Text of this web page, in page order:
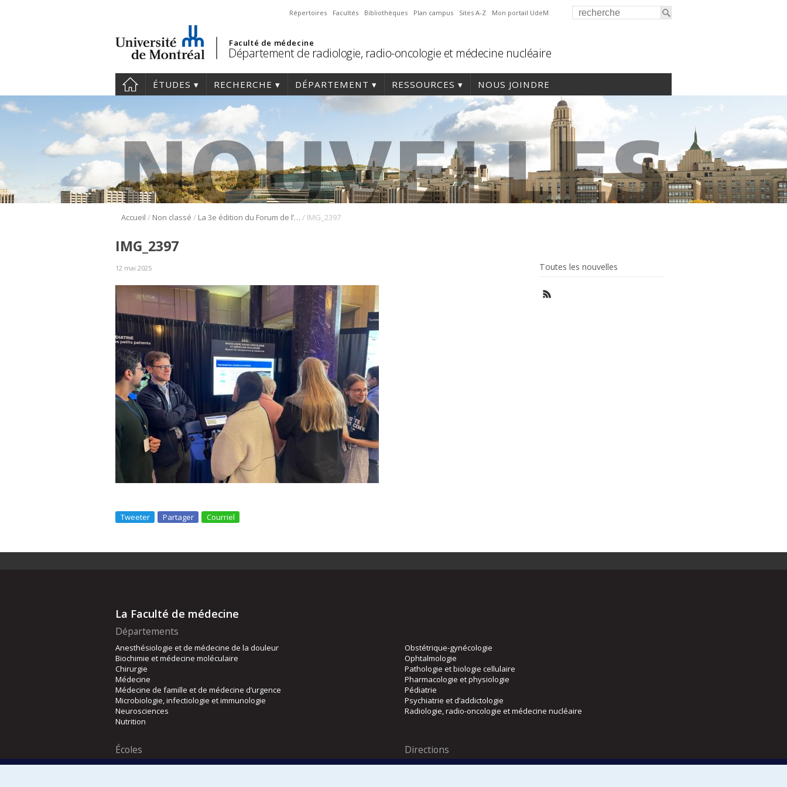
Répertoires Facultés Bibliothèques Plan campus Sites A-Z Mon portail UdeM
Faculté de médecine
Département de radiologie, radio-oncologie et médecine nucléaire
ÉTUDES RECHERCHE DÉPARTEMENT RESSOURCES NOUS JOINDRE
Accueil / Non classé / La 3e édition du Forum de l’innovation en santé en médecine – A nouveau, un grand succès / IMG_2397
Toutes les nouvelles
IMG_2397
12 mai 2025
Tweeter Partager Courriel
La Faculté de médecine
Départements
Anesthésiologie et de médecine de la douleur
Biochimie et médecine moléculaire
Chirurgie
Médecine
Médecine de famille et de médecine d’urgence
Microbiologie, infectiologie et immunologie
Neurosciences
Nutrition
Obstétrique-gynécologie
Ophtalmologie
Pathologie et biologie cellulaire
Pharmacologie et physiologie
Pédiatrie
Psychiatrie et d’addictologie
Radiologie, radio-oncologie et médecine nucléaire
Écoles
Kinésiologie et des sciences de l’activité physique
Directions
DPC